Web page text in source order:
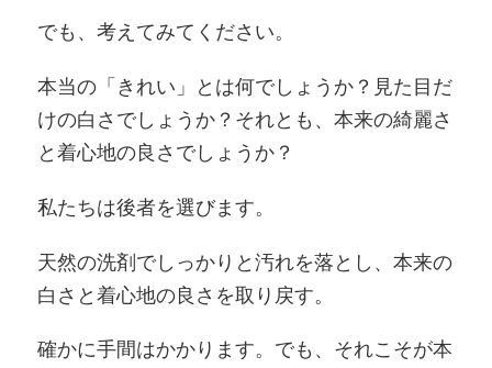
でも、考えてみてください。
本当の「きれい」とは何でしょうか？見た目だ
けの白さでしょうか？それとも、本来の綺麗さ
と着心地の良さでしょうか？
私たちは後者を選びます。
天然の洗剤でしっかりと汚れを落とし、本来の
白さと着心地の良さを取り戻す。
確かに手間はかかります。でも、それこそが本